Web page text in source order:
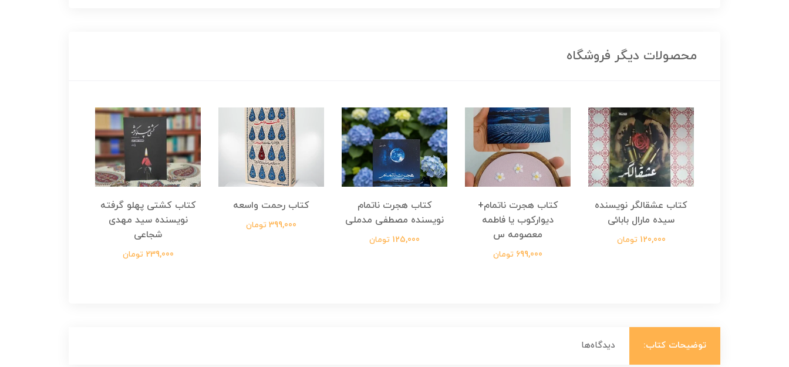
محصولات دیگر فروشگاه
کتاب عشقالگر نویسنده
سیده مارال بابائی
120,000 تومان
کتاب هجرت ناتمام+
دیوارکوب یا فاطمه
معصومه س
699,000 تومان
کتاب هجرت ناتمام
نویسنده مصطفی مدملی
125,000 تومان
کتاب رحمت واسعه
399,000 تومان
کتاب کشتی پهلو گرفته
نویسنده سید مهدی
شجاعی
239,000 تومان
توضیحات کتاب: دیدگاه‌ها